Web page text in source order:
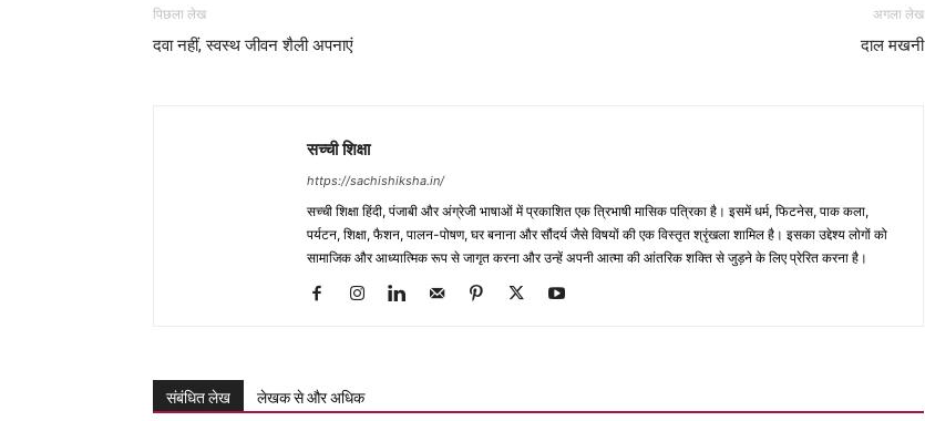
पिछला लेख
दवा नहीं, स्वस्थ जीवन शैली अपनाएं
अगला लेख
दाल मखनी
सच्ची शिक्षा
https://sachishiksha.in/
सच्ची शिक्षा हिंदी, पंजाबी और अंग्रेजी भाषाओं में प्रकाशित एक त्रिभाषी मासिक पत्रिका है। इसमें धर्म, फिटनेस, पाक कला,
पर्यटन, शिक्षा, फैशन, पालन-पोषण, घर बनाना और सौंदर्य जैसे विषयों की एक विस्तृत श्रृंखला शामिल है। इसका उद्देश्य लोगों को
सामाजिक और आध्यात्मिक रूप से जागृत करना और उन्हें अपनी आत्मा की आंतरिक शक्ति से जुड़ने के लिए प्रेरित करना है।
संबंधित लेख लेखक से और अधिक